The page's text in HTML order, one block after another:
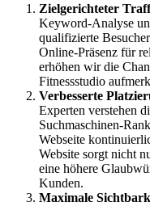
Zielgerichteter
Keyword-Analyse
qualifizierte
Online-Präsenz für
erhöhen wir die
Fitnessstudio
Verbesserte
Experten verstehen
Suchmaschinen-
Webseite
Website sorgt nicht
eine höhere
Kunden.
Maximale